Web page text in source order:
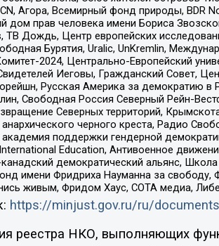
Агора, Всемирный фонд природы, BDR
дом прав человека имени Бориса
ТВ Дождь, Центр европейских
Бурятия, Uralic, UnKremlin,
2024, Центрально-Европейский
Иеговы, Гражданский Совет,
Русская Америка за демократию в
Свободная Россия Северный Рейн-
Северных территорий,
черного креста, Радио
поддержки гендерной
Education, Антивоенное
демократический альянс,
имени Фридриха Науманна за свободу,
живым, Фридом Хаус, СОТА медиа,
https://minjust.gov.ru/ru/
реестра НКО, выполняющих